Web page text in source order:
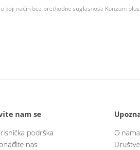
način bez prethodne suglasnosti Konzum
nam se
podrška
nas
O nama